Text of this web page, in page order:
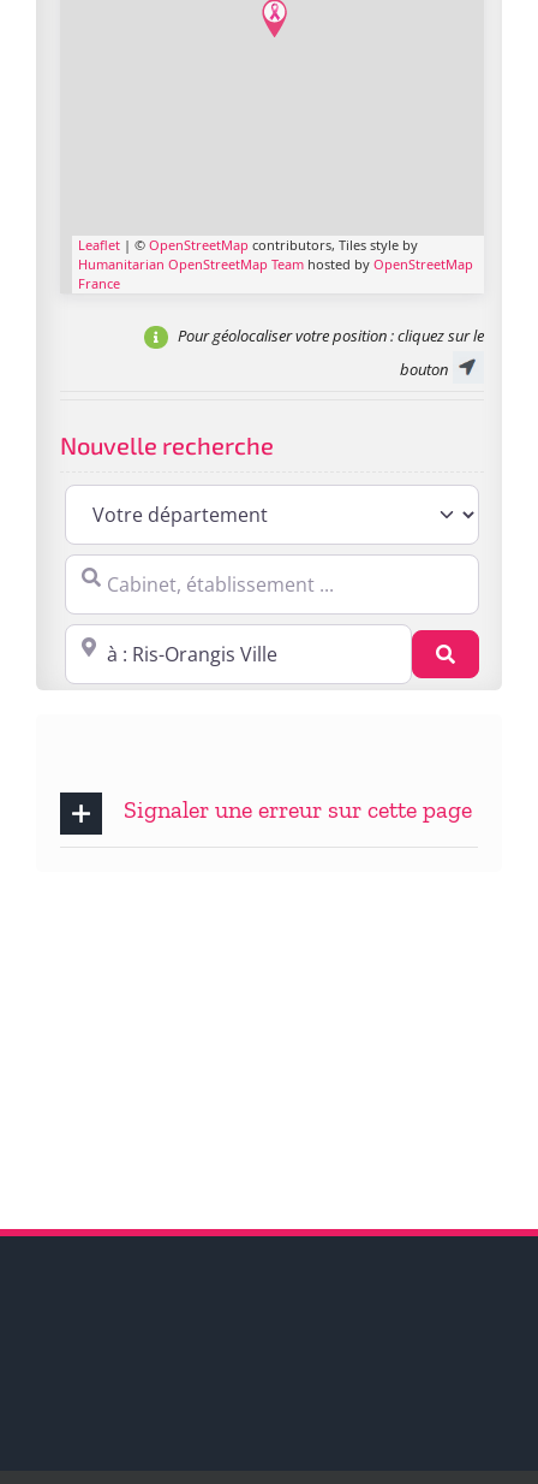
Leaflet | © OpenStreetMap contributors, Tiles style by
Humanitarian OpenStreetMap Team hosted by OpenStreetMap
France
Pour géolocaliser votre position: cliquez sur le
bouton
Nouvelle recherche
Cabinet, établissement ...
Proche de : ville, cp, lieu ...
Signaler une erreur sur cette page